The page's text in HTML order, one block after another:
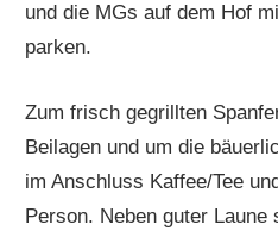
und die MGs auf dem Hof
parken.
Zum frisch gegrillten
Beilagen und um die
im Anschluss Kaffee/Tee
Person. Neben guter Laune